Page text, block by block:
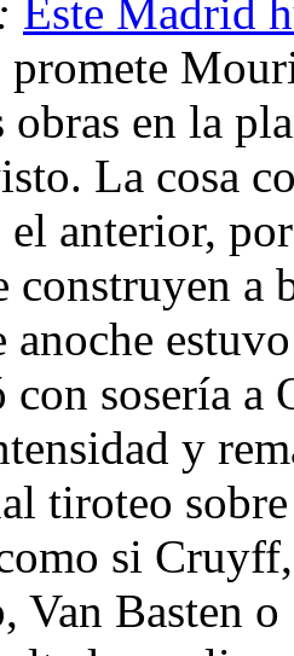
Este Madrid
obras en la
La cosa
anterior,
construyen a
anoche
con sosería a
y
tiroteo
si
Van Basten